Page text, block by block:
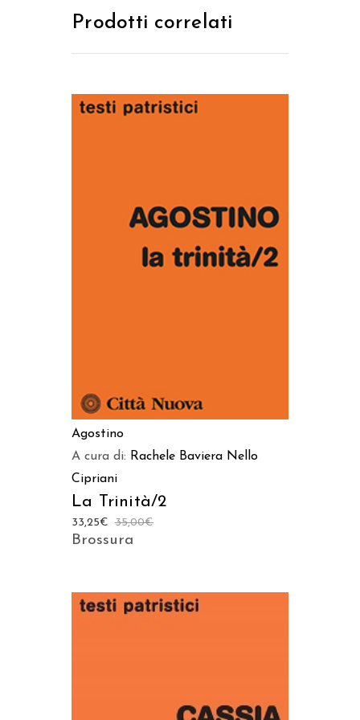
Prodotti correlati
AGGIUNGI AL CARRELLO
Agostino
A cura di: Rachele Baviera Nello
Cipriani
La Trinità/2
35,00€
33,25€
Brossura